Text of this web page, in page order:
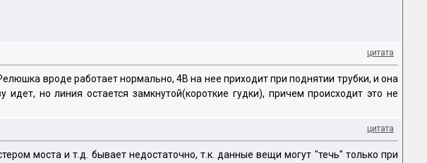
цитата
вроде работает нормально, 4В на нее приходит при поднятии трубки, и она
но линия остается замкнутой(короткие гудки), причем происходит это не
цитата
моста и т.д. бывает недостаточно, т.к. данные вещи могут "течь" только при